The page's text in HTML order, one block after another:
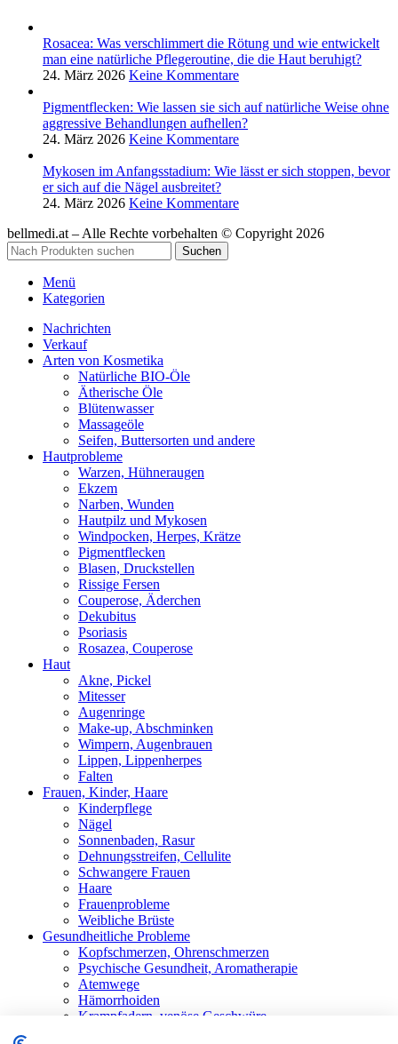
Rosacea: Was verschlimmert die Rötung und wie entwickelt
man eine natürliche Pflegeroutine, die die Haut beruhigt?
24. März 2026 Keine Kommentare
Pigmentflecken: Wie lassen sie sich auf natürliche Weise ohne
aggressive Behandlungen aufhellen?
24. März 2026 Keine Kommentare
Mykosen im Anfangsstadium: Wie lässt er sich stoppen, bevor
er sich auf die Nägel ausbreitet?
24. März 2026 Keine Kommentare
bellmedi.at – Alle Rechte vorbehalten © Copyright 2026
Suchen
Menü
Kategorien
Nachrichten
Verkauf
Arten von Kosmetika
Natürliche BIO-Öle
Ätherische Öle
Blütenwasser
Massageöle
Seifen, Buttersorten und andere
Hautprobleme
Warzen, Hühneraugen
Ekzem
Narben, Wunden
Hautpilz und Mykosen
Windpocken, Herpes, Krätze
Pigmentflecken
Blasen, Druckstellen
Rissige Fersen
Couperose, Äderchen
Dekubitus
Psoriasis
Rosazea, Couperose
Haut
Akne, Pickel
Mitesser
Augenringe
Make-up, Abschminken
Wimpern, Augenbrauen
Lippen, Lippenherpes
Falten
Frauen, Kinder, Haare
Kinderpflege
Nägel
Sonnenbaden, Rasur
Dehnungsstreifen, Cellulite
Schwangere Frauen
Haare
Frauenprobleme
Weibliche Brüste
Gesundheitliche Probleme
Kopfschmerzen, Ohrenschmerzen
Psychische Gesundheit, Aromatherapie
Atemwege
Hämorrhoiden
Krampfadern, venöse Geschwüre